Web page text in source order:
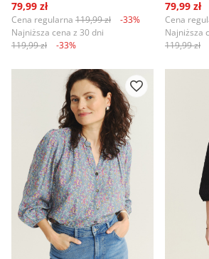
79,99 zł
Cena regularna 119,99 zł
-33%
Najniższa cena z 30 dni
119,99 zł
-33%
79,99 zł
Cena
Najniższa
119,99 zł